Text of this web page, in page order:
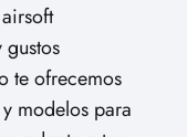
te ofrecemos
modelos para